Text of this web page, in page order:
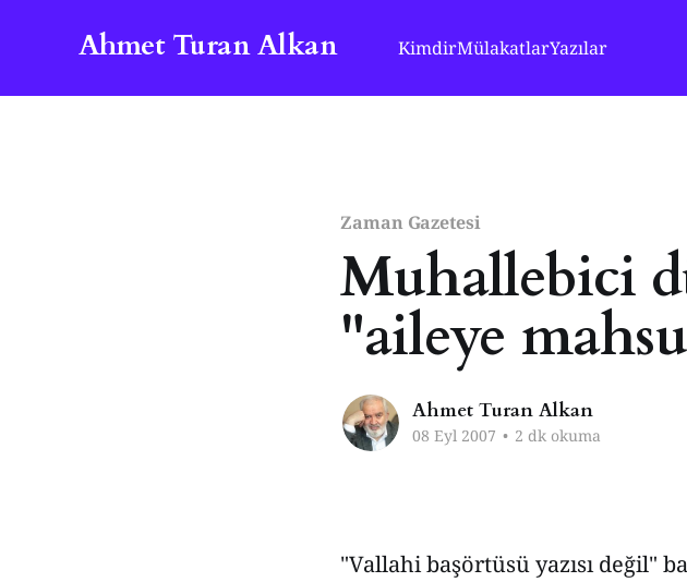
Ahmet Turan Alkan KimdirMülakatlarYazılar
Zaman Gazetesi
Muhallebici
"aileye
Ahmet Turan Alkan
08 Eyl 2007 • 2 dk okuma
"Vallahi başörtüsü yazısı değil"